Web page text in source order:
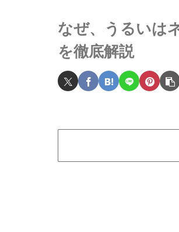
なぜ、うるいは
を徹底解説